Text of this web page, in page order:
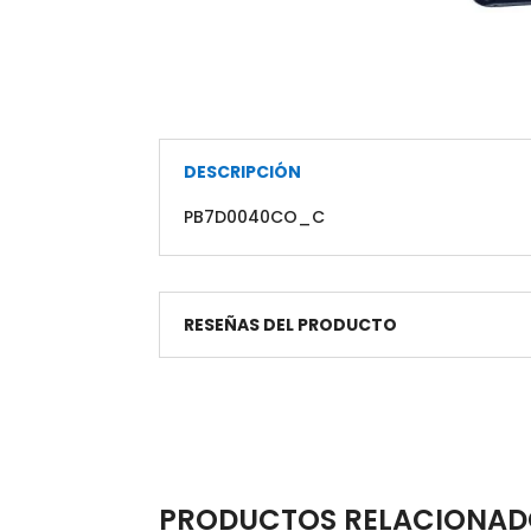
DESCRIPCIÓN
PB7D0040CO_C
RESEÑAS DEL PRODUCTO
PRODUCTOS